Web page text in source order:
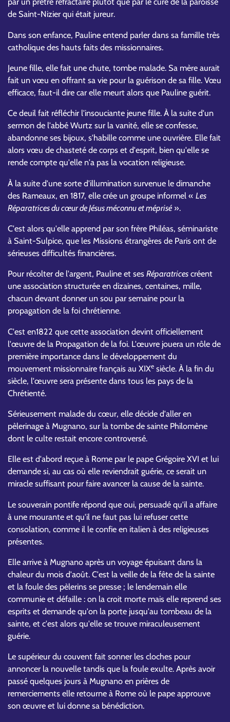
de Saint-Nizier qui était jureur.
Dans son enfance, Pauline entend parler dans sa famille très
catholique des hauts faits des missionnaires.
Jeune fille, elle fait une chute, tombe malade. Sa mère aurait
fait un vœu en offrant sa vie pour la guérison de sa fille. Vœu
efficace, faut-il dire car elle meurt alors que Pauline guérit.
Ce deuil fait réfléchir l'insouciante jeune fille. À la suite d'un
sermon de l'abbé Wurtz sur la vanité, elle se confesse,
abandonne ses bijoux, s'habille comme une ouvrière. Elle fait
alors vœu de chasteté de corps et d'esprit, bien qu'elle se
rende compte qu'elle n'a pas la vocation religieuse.
À la suite d'une sorte d'illumination survenue le dimanche
des Rameaux, en 1817, elle crée un groupe informel « Les
Réparatrices du cœur de Jésus méconnu et méprisé ».
C'est alors qu'elle apprend par son frère Philéas, séminariste
à Saint-Sulpice, que les Missions étrangères de Paris ont de
sérieuses difficultés financières.
Pour récolter de l'argent, Pauline et ses Réparatrices créent
une association structurée en dizaines, centaines, mille,
chacun devant donner un sou par semaine pour la
propagation de la foi chrétienne.
C'est en1822 que cette association devint officiellement
l'œuvre de la Propagation de la foi. L'œuvre jouera un rôle de
première importance dans le développement du
mouvement missionnaire français au XIXe siècle. À la fin du
siècle, l'œuvre sera présente dans tous les pays de la
Chrétienté.
Sérieusement malade du cœur, elle décide d'aller en
pèlerinage à Mugnano, sur la tombe de sainte Philomène
dont le culte restait encore controversé.
Elle est d'abord reçue à Rome par le pape Grégoire XVI et lui
demande si, au cas où elle reviendrait guérie, ce serait un
miracle suffisant pour faire avancer la cause de la sainte.
Le souverain pontife répond que oui, persuadé qu'il a affaire
à une mourante et qu'il ne faut pas lui refuser cette
consolation, comme il le confie en italien à des religieuses
présentes.
Elle arrive à Mugnano après un voyage épuisant dans la
chaleur du mois d'août. C'est la veille de la fête de la sainte
et la foule des pèlerins se presse ; le lendemain elle
communie et défaille : on la croit morte mais elle reprend ses
esprits et demande qu'on la porte jusqu'au tombeau de la
sainte, et c'est alors qu'elle se trouve miraculeusement
guérie.
Le supérieur du couvent fait sonner les cloches pour
annoncer la nouvelle tandis que la foule exulte. Après avoir
passé quelques jours à Mugnano en prières de
remerciements elle retourne à Rome où le pape approuve
son œuvre et lui donne sa bénédiction.